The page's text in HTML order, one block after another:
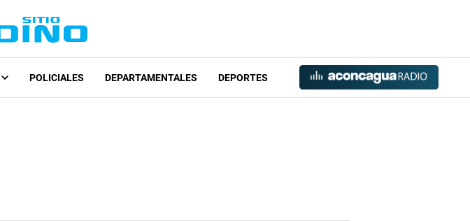
POLICIALES DEPARTAMENTALES DEPORTES